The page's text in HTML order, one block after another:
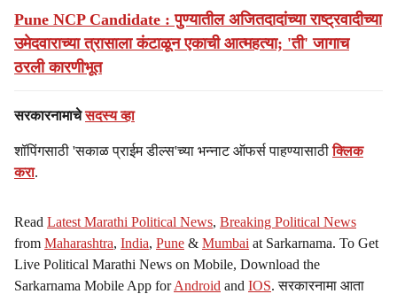
Pune NCP Candidate : पुण्यातील अजितदादांच्या राष्ट्रवादीच्या
उमेदवाराच्या त्रासाला कंटाळून एकाची आत्महत्या; 'ती' जागाच
ठरली कारणीभूत
सरकारनामाचेसदस्य व्हा
शॉपिंगसाठी 'सकाळ प्राईम डील्स'च्या भन्नाट ऑफर्स पाहण्यासाठीक्लिक
करा.
Read Latest Marathi Political News, Breaking Political News
from Maharashtra, India, Pune & Mumbai at Sarkarnama. To Get
Live Political Marathi News on Mobile, Download the
Sarkarnama Mobile App forAndroid and IOS. सरकारनामा आता